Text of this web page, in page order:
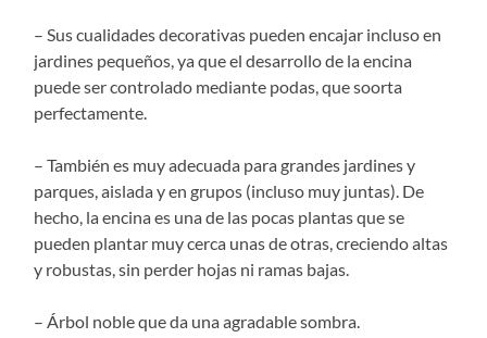
– Sus cualidades decorativas pueden encajar incluso en
jardines pequeños, ya que el desarrollo de la encina
puede ser controlado mediante podas, que soorta
perfectamente.
– También es muy adecuada para grandes jardines y
parques, aislada y en grupos (incluso muy juntas). De
hecho, la encina es una de las pocas plantas que se
pueden plantar muy cerca unas de otras, creciendo altas
y robustas, sin perder hojas ni ramas bajas.
– Árbol noble que da una agradable sombra.